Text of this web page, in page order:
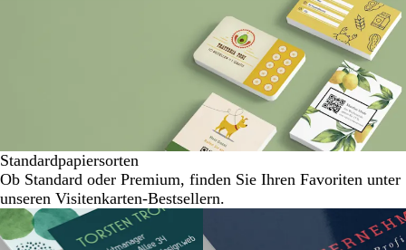
Standardpapiersorten
Ob Standard oder Premium, finden Sie Ihren Favoriten unter
unseren Visitenkarten-Bestsellern.